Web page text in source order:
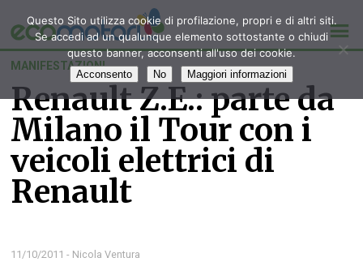
MANIFESTAZIONI
Renault Z.E.: parte da
Milano il Tour con i
veicoli elettrici di
Renault
11/10/2011 - Nicola Ventura
Questo Sito utilizza cookie di profilazione, propri e di altri siti.
Se accedi ad un qualunque elemento sottostante o chiudi
questo banner, acconsenti all'uso dei cookie.
Acconsento No Maggiori informazioni